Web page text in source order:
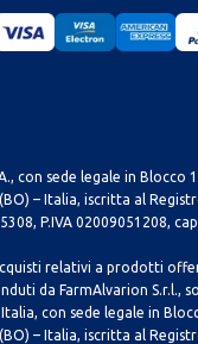
con sede legale in Blocco
– Italia, iscritta al
P.IVA 02009051208,
relativi a prodotti
da FarmAlvarion S.r.l.,
Italia, con sede legale in
– Italia, iscritta al